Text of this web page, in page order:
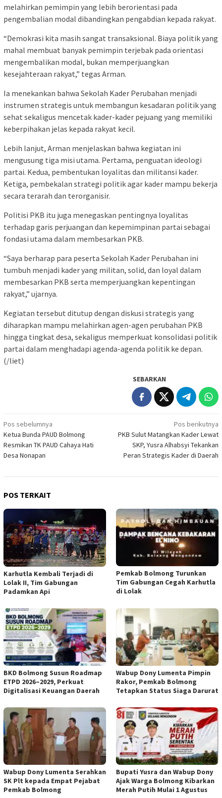
melahirkan pemimpin yang lebih berorientasi pada
pengembalian modal dibandingkan pengabdian kepada rakyat.
“Demokrasi kita masih sangat transaksional. Biaya politik yang
mahal membuat banyak pemimpin terjebak pada orientasi
mengembalikan modal, bukan memperjuangkan
kesejahteraan rakyat,” tegas Arman.
Ia menekankan bahwa Sekolah Kader Perubahan menjadi
instrumen strategis untuk membangun kesadaran politik yang
sehat sekaligus mencetak kader-kader pejuang yang memiliki
keberpihakan jelas kepada rakyat kecil.
Lebih lanjut, Arman menjelaskan bahwa kegiatan ini
mengusung tiga misi utama. Pertama, penguatan ideologi
partai. Kedua, pembentukan loyalitas dan militansi kader.
Ketiga, pembekalan strategi politik agar kader mampu bekerja
secara terarah dan terorganisir.
Politisi PKB itu juga menegaskan pentingnya loyalitas
terhadap garis perjuangan dan kepemimpinan partai sebagai
fondasi utama dalam membesarkan PKB.
“Saya berharap para peserta Sekolah Kader Perubahan ini
tumbuh menjadi kader yang militan, solid, dan loyal dalam
membesarkan PKB serta memperjuangkan kepentingan
rakyat,” ujarnya.
Kegiatan tersebut ditutup dengan diskusi strategis yang
diharapkan mampu melahirkan agen-agen perubahan PKB
hingga tingkat desa, sekaligus memperkuat konsolidasi politik
partai dalam menghadapi agenda-agenda politik ke depan.
(/liet)
SEBARKAN
Navigasi
pos
Pos sebelumnya
Ketua Bunda PAUD Bolmong
Resmikan TK PAUD Cahaya Hati
Desa Nonapan
Pos berikutnya
PKB Sulut Matangkan Kader Lewat
SKP, Yusra Alhabsyi Tekankan
Peran Strategis Kader di Daerah
POS TERKAIT
Karhutla Kembali Terjadi di
Lolak II, Tim Gabungan
Padamkan Api
Pemkab Bolmong Turunkan
Tim Gabungan Cegah Karhutla
di Lolak
BKD Bolmong Susun Roadmap
ETPD 2026–2029, Perkuat
Digitalisasi Keuangan Daerah
Wabup Dony Lumenta Pimpin
Rakor, Pemkab Bolmong
Tetapkan Status Siaga Darurat
Wabup Dony Lumenta Serahkan
SK Plt kepada Empat Pejabat
Pemkab Bolmong
Bupati Yusra dan Wabup Dony
Ajak Warga Bolmong Kibarkan
Merah Putih Mulai 1 Agustus